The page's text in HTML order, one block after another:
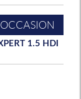
OCCASION
1.5 HDI